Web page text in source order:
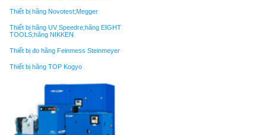
Thiết bị hãng Novotest;Megger
Thiết bị hãng UV Speedre;hãng EIGHT
TOOLS;hãng NIKKEN
Thiết bị đo hãng Feinmess Steinmeyer
Thiết bị hãng TOP Kogyo